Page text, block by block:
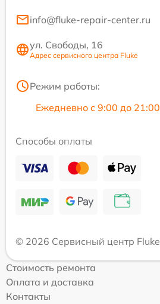
info@fluke-repair-center.ru
ул. Свободы, 16
Адрес сервисного центра Fluke
Режим работы:
Ежедневно с 9:00 до 21:00
Способы оплаты
© 2026 Сервисный центр Fluke
Стоимость ремонта
Оплата и доставка
Контакты